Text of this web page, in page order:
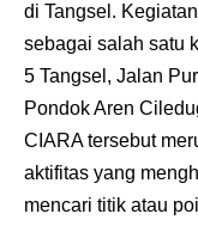
di Tangsel.
sebagai salah satu
5 Tangsel, Jalan
Pondok Aren
CIARA tersebut
aktifitas yang
mencari titik atau